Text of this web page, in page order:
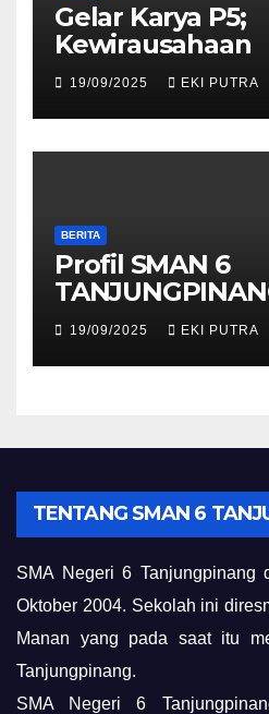
Gelar Karya P5;
Kewirausahaan
19/09/2025 EKI PUTRA
BERITA
Profil SMAN 6
19/09/2025 EKI PUTRA
TENTANG SMAN 6
SMA Negeri 6 Tanjungpinang
Oktober 2004. Sekolah ini
Manan yang pada saat itu
Tanjungpinang.
SMA Negeri 6